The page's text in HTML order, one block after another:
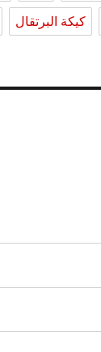
كيكة البرتقال